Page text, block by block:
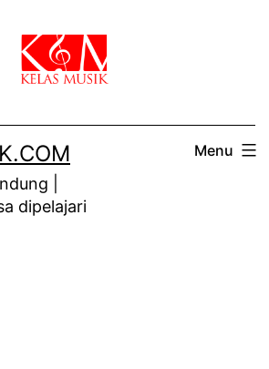
|
dipelajari
Menu